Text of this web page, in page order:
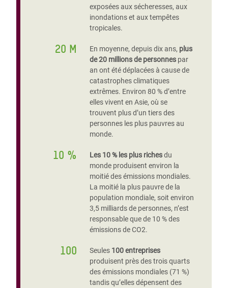
exposées aux sécheresses, aux
inondations et aux tempêtes
tropicales.
20 M En moyenne, depuis dix ans, plus
de 20 millions de personnespar
an ont été déplacées à cause de
catastrophes climatiques
extrêmes. Environ 80 % d’entre
elles vivent en Asie, où se
trouvent plus d’un tiers des
personnes les plus pauvres au
monde.
10 % Les 10 % les plus richesdu
monde produisent environ la
moitié des émissions mondiales.
La moitié la plus pauvre de la
population mondiale, soit environ
3,5 milliards de personnes, n’est
responsable que de 10 % des
émissions de CO2.
100 Seules 100 entreprises
produisent près des trois quarts
des émissions mondiales (71 %)
tandis qu’elles dépensent des